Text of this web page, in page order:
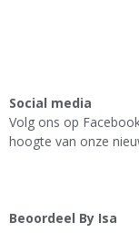
Social media
Volg ons op
hoogte van onze
Beoordeel By Isa